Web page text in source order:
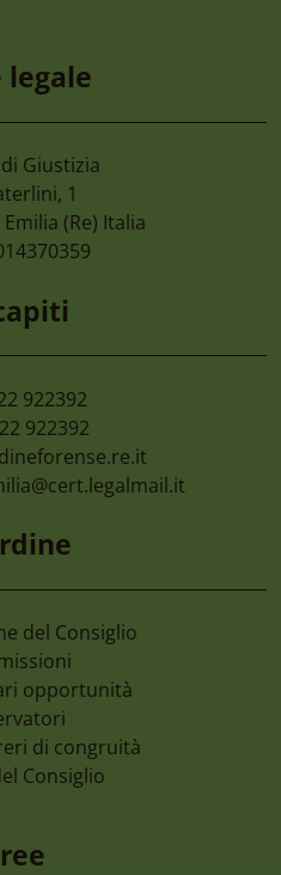
legale
Giustizia
1
Emilia (Re) Italia
922392
922392
del Consiglio
opportunità
di congruità
Consiglio